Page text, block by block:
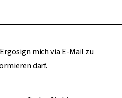
mich via E-Mail zu
darf.